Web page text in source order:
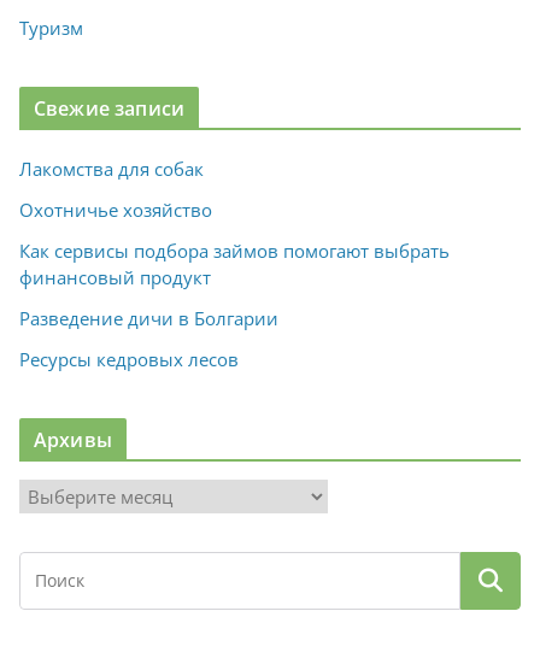
Туризм
Свежие записи
Лакомства для собак
Охотничье хозяйство
Как сервисы подбора займов помогают выбрать
финансовый продукт
Разведение дичи в Болгарии
Ресурсы кедровых лесов
Архивы
р
х
в